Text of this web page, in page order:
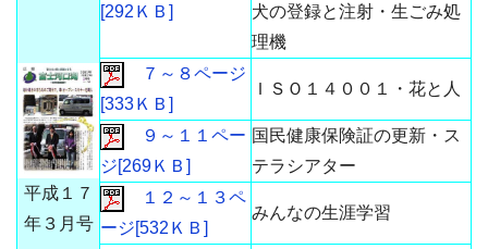
平成１７
年３月号
[292ＫＢ]
犬の登録と注射・生ごみ処
理機
７～８ページ
[333ＫＢ]
ＩＳＯ１４００１・花と人
９～１１ペー
ジ[269ＫＢ]
国民健康保険証の更新・ス
テラシアター
１２～１３ペ
ージ[532ＫＢ]
みんなの生涯学習